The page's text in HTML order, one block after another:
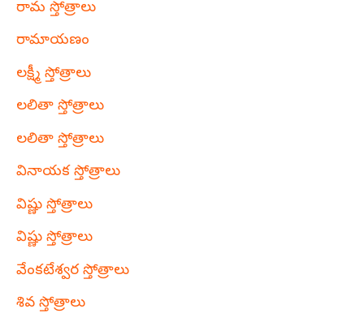
రామ స్తోత్రాలు
రామాయణం
లక్ష్మీ స్తోత్రాలు
లలితా స్తోత్రాలు
లలితా స్తోత్రాలు
వినాయక స్తోత్రాలు
విష్ణు స్తోత్రాలు
విష్ణు స్తోత్రాలు
వేంకటేశ్వర స్తోత్రాలు
శివ స్తోత్రాలు